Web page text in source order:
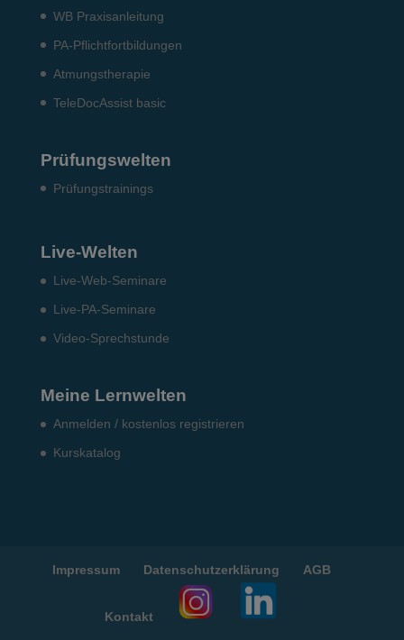
WB Praxisanleitung
PA-Pflichtfortbildungen
Atmungstherapie
TeleDocAssist basic
Prüfungswelten
Prü­fungs­trai­nings
Live-Welten
Live-Web-Seminare
Live-PA-Seminare
Video-Sprechstunde
Meine Lernwelten
Anmelden / kostenlos registrieren
Kurskatalog
Impressum Datenschutzerklärung AGB
Kontakt